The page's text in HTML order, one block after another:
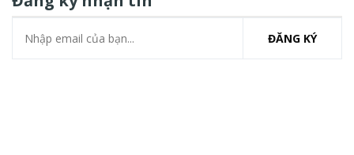
ĐĂNG KÝ